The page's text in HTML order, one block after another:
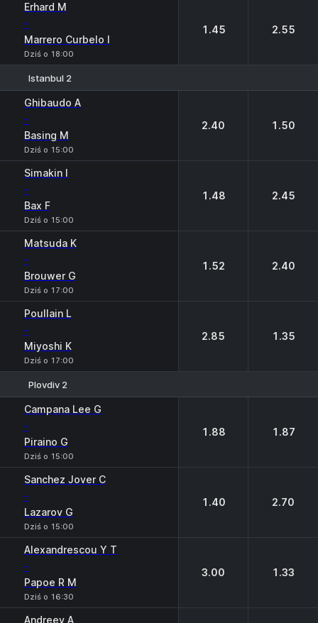
Erhard M
-
Marrero Curbelo I
Dziś o 18:00
1.45 2.55
Istanbul 2
Ghibaudo A
-
Basing M
Dziś o 15:00
2.40 1.50
Simakin I
-
Bax F
Dziś o 15:00
1.48 2.45
Matsuda K
-
Brouwer G
Dziś o 17:00
1.52 2.40
Poullain L
-
Miyoshi K
Dziś o 17:00
2.85 1.35
Plovdiv 2
Campana Lee G
-
Piraino G
Dziś o 15:00
1.88 1.87
Sanchez Jover C
-
Lazarov G
Dziś o 15:00
1.40 2.70
Alexandrescou Y T
-
Papoe R M
Dziś o 16:30
3.00 1.33
Andreev A